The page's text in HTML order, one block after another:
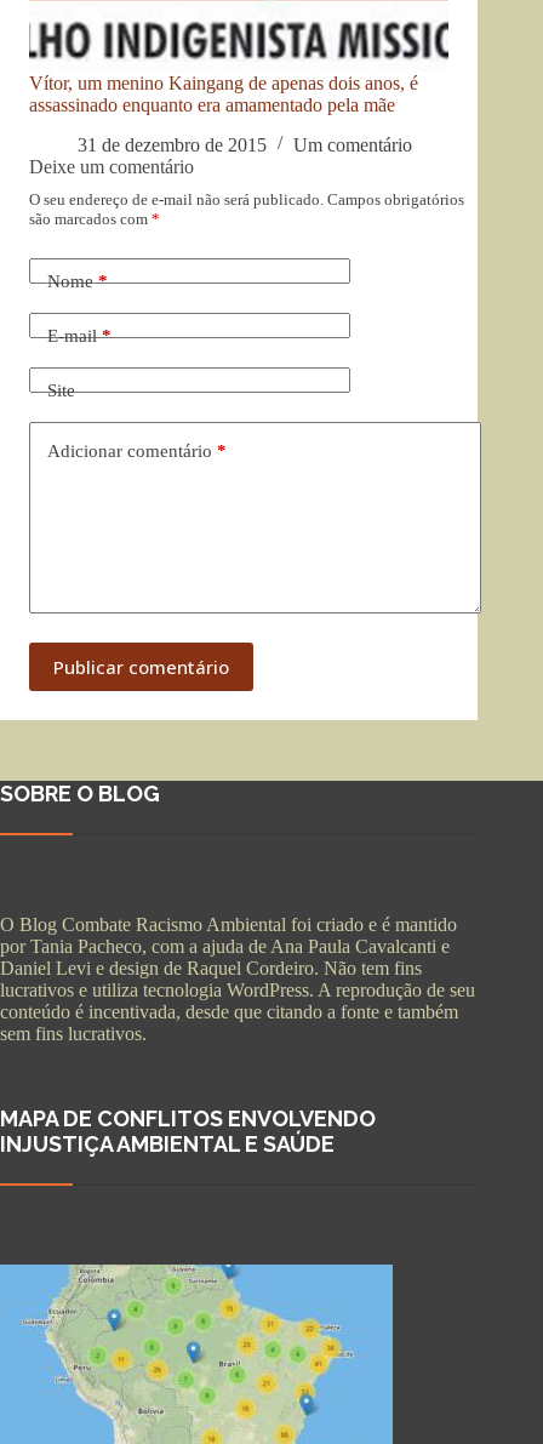
Vítor, um menino Kaingang de apenas dois anos, é
assassinado enquanto era amamentado pela mãe
31 de dezembro de 2015
Um comentário
Deixe um comentário
O seu endereço de e-mail não será publicado. Campos obrigatórios
são marcados com *
Nome*
E-mail*
Site
Adicionar comentário *
Publicar comentário
SOBRE O BLOG
O Blog Combate Racismo Ambiental foi criado e é mantido
por Tania Pacheco, com a ajuda de Ana Paula Cavalcanti e
Daniel Levi e design de Raquel Cordeiro. Não tem fins
lucrativos e utiliza tecnologia WordPress. A reprodução de seu
conteúdo é incentivada, desde que citando a fonte e também
sem fins lucrativos.
MAPA DE CONFLITOS ENVOLVENDO
INJUSTIÇA AMBIENTAL E SAÚDE